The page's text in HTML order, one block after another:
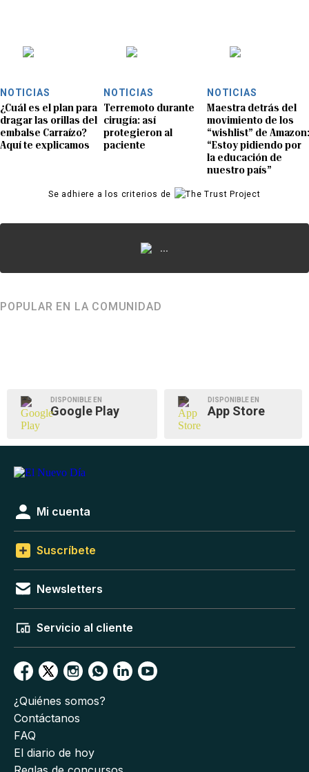
NOTICIAS
¿Cuál es el plan para
dragar las orillas del
embalse Carraízo?
Aquí te explicamos
NOTICIAS
Terremoto durante
cirugía: así
protegieron al
paciente
NOTICIAS
Maestra detrás del
movimiento de los
“wishlist” de Amazon:
“Estoy pidiendo por
la educación de
nuestro país”
Se adhiere a los criterios de
...
POPULAR EN LA COMUNIDAD
DISPONIBLE EN
Google Play
DISPONIBLE EN
App Store
Mi cuenta
Suscríbete
Newsletters
Servicio al cliente
¿Quiénes somos?
Contáctanos
FAQ
El diario de hoy